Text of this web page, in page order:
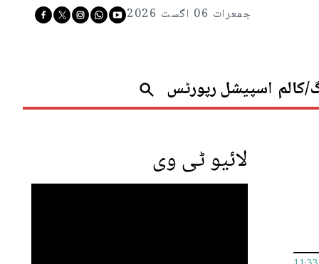
جمعرات 06 اگست 2026
کالم اسپیشل رپورٹس
لائیو ٹی وی